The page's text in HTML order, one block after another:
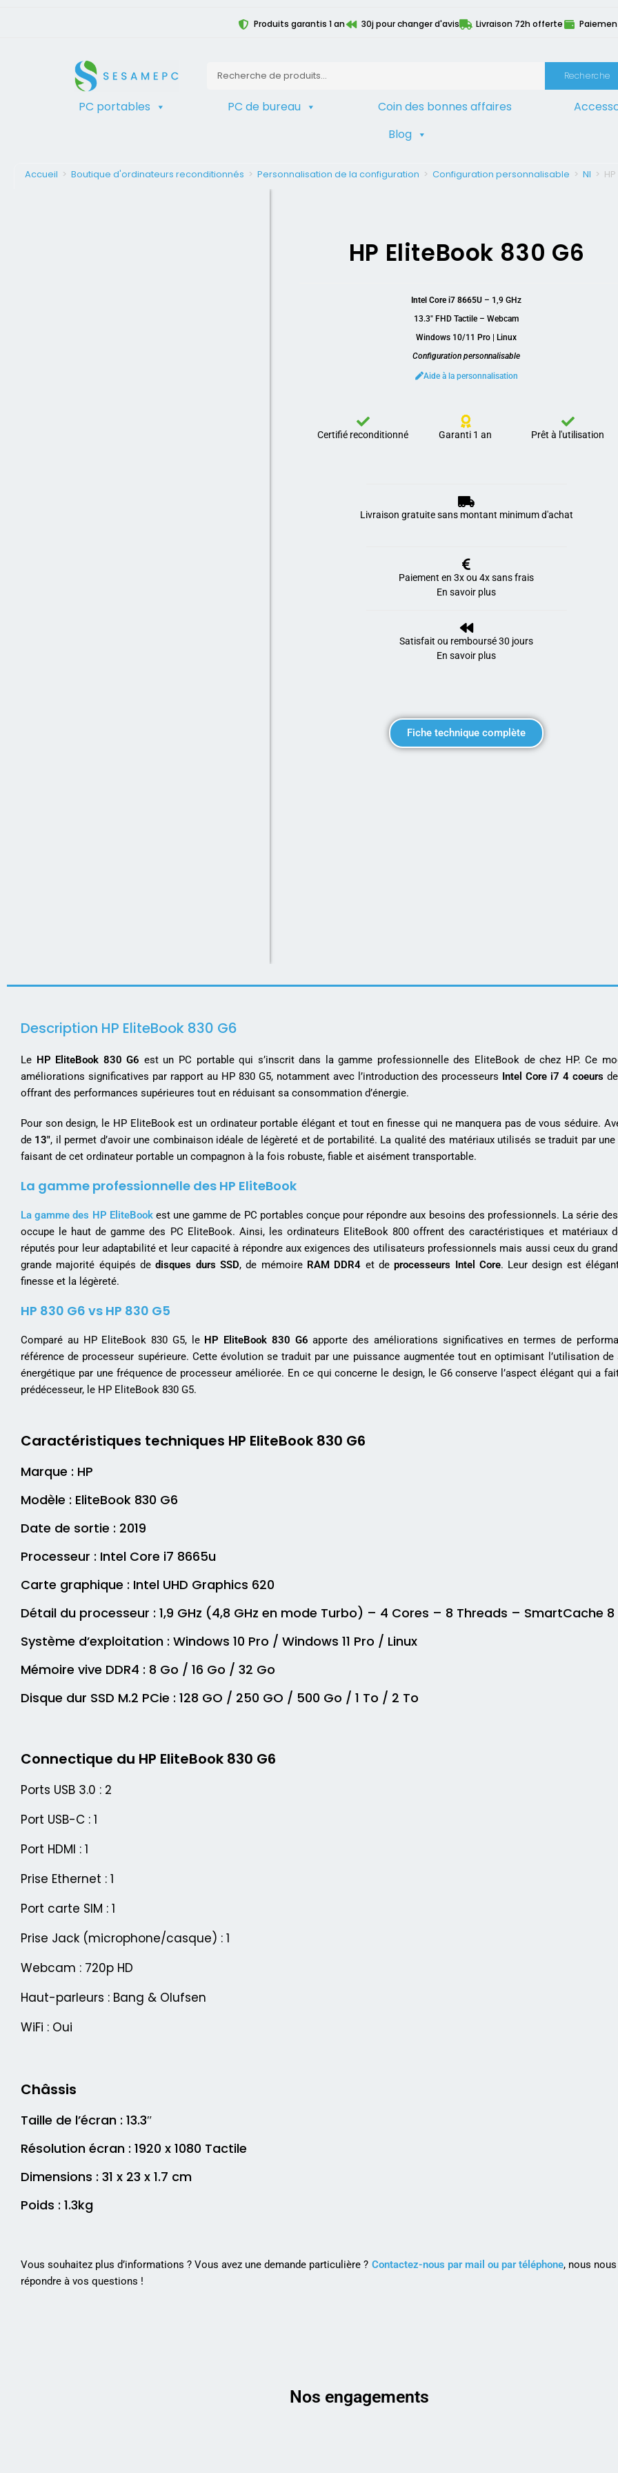
Produits garantis 1 an 30j pour changer d'avis Livraison 72h offerte
Recherche
PC portables PC de bureau Coin des bonnes affaires
Blog
Accueil > Boutique d'ordinateurs reconditionnés > Personnalisation de la configuration > Configuration personnalisable > NI >
HP EliteBook 830 G6
Intel Core i7 8665U – 1,9 GHz
13.3″ FHD Tactile – Webcam
Windows 10/11 Pro | Linux
Configuration personnalisable
Aide à la personnalisation
Certifié reconditionné Garanti 1 an Prêt à l'utilisation
Livraison gratuite sans montant minimum d'achat
Paiement en 3x ou 4x sans frais
En savoir plus
Satisfait ou remboursé 30 jours
En savoir plus
Fiche technique complète
Description HP EliteBook 830 G6
Le HP EliteBook 830 G6 est un PC portable qui s’inscrit dans la gamme professionnelle des EliteBook de chez HP. Ce
améliorations significatives par rapport au HP 830 G5, notamment avec l’introduction des processeurs Intel Core i7 4 coeurs
offrant des performances supérieures tout en réduisant sa consommation d’énergie.
Pour son design, le HP EliteBook est un ordinateur portable élégant et tout en finesse qui ne manquera pas de vous séduire.
de 13″, il permet d’avoir une combinaison idéale de légèreté et de portabilité. La qualité des matériaux utilisés se traduit par
faisant de cet ordinateur portable un compagnon à la fois robuste, fiable et aisément transportable.
La gamme professionnelle des HP EliteBook
La gamme des HP EliteBookest une gamme de PC portables conçue pour répondre aux besoins des professionnels. La série
occupe le haut de gamme des PC EliteBook. Ainsi, les ordinateurs EliteBook 800 offrent des caractéristiques et matériaux
réputés pour leur adaptabilité et leur capacité à répondre aux exigences des utilisateurs professionnels mais aussi ceux du
grande majorité équipés dedisques durs SSD, de mémoire RAM DDR4 et deprocesseurs Intel Core. Leur design est
finesse et la légèreté.
HP 830 G6 vs HP 830 G5
Comparé au HP EliteBook 830 G5, le HP EliteBook 830 G6 apporte des améliorations significatives en termes de
référence de processeur supérieure. Cette évolution se traduit par une puissance augmentée tout en optimisant l’utilisation
énergétique par une fréquence de processeur améliorée. En ce qui concerne le design, le G6 conserve l’aspect élégant qui a
prédécesseur, le HP EliteBook 830 G5.
Caractéristiques techniques HP EliteBook 830 G6
Marque : HP
Modèle : EliteBook 830 G6
Date de sortie : 2019
Processeur : Intel Core i7 8665u
Carte graphique : Intel UHD Graphics 620
Détail du processeur : 1,9 GHz (4,8 GHz en mode Turbo) – 4 Cores – 8 Threads – SmartCache 8
Système d’exploitation : Windows 10 Pro / Windows 11 Pro / Linux
Mémoire vive DDR4 : 8 Go / 16 Go / 32 Go
Disque dur SSD M.2 PCie : 128 GO / 250 GO / 500 Go / 1 To / 2 To
Connectique du HP EliteBook 830 G6
Ports USB 3.0 : 2
Port USB-C : 1
Port HDMI : 1
Prise Ethernet : 1
Port carte SIM : 1
Prise Jack (microphone/casque) : 1
Webcam : 720p HD
Haut-parleurs : Bang & Olufsen
WiFi : Oui
Châssis
Taille de l’écran : 13.3″
Résolution écran : 1920 x 1080 Tactile
Dimensions : 31 x 23 x 1.7 cm
Poids : 1.3kg
Vous souhaitez plus d’informations ? Vous avez une demande particulière ? Contactez-nous par mail ou par téléphone, nous
répondre à vos questions !
Nos engagements